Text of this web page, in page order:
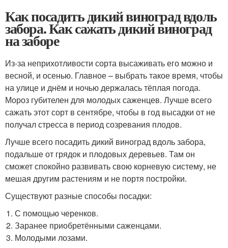
Как посадить дикий виноград вдоль
забора. Как сажать дикий виноград
на заборе
Из-за неприхотливости сорта высаживать его можно и
весной, и осенью. Главное – выбрать такое время, чтобы
на улице и днём и ночью держалась тёплая погода.
Мороз губителен для молодых саженцев. Лучше всего
сажать этот сорт в сентябре, чтобы в год высадки от не
получал стресса в период созревания плодов.
Лучше всего посадить дикий виноград вдоль забора,
подальше от грядок и плодовых деревьев. Там он
сможет спокойно развивать свою корневую систему, не
мешая другим растениям и не портя постройки.
Существуют разные способы посадки:
С помощью черенков.
Заранее приобретёнными саженцами.
Молодыми лозами.